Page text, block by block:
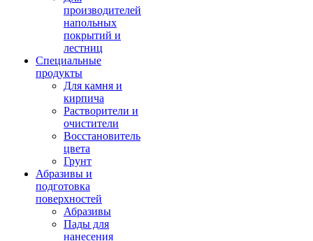
производителей
напольных
покрытий и
лестниц
Специальные
продукты
Для камня и
кирпича
Растворители и
очистители
Восстановитель
цвета
Грунт
Абразивы и
подготовка
поверхностей
Абразивы
Пады для
нанесения